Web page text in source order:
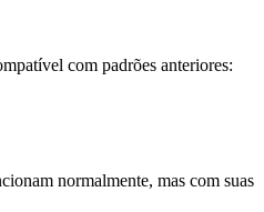
com padrões anteriores:
normalmente, mas com suas